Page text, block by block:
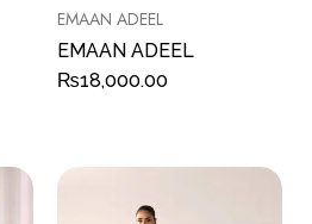
EMAAN ADEEL
EMAAN ADEEL
₨18,000.00